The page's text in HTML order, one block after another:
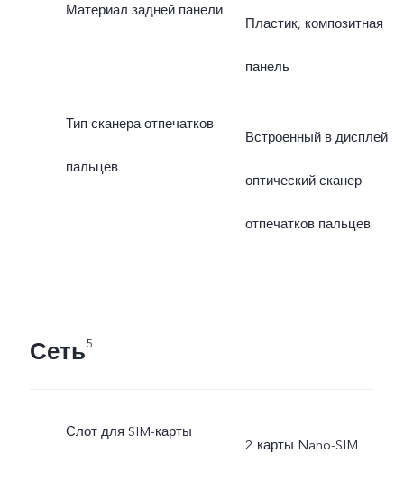
Материал задней панели
Пластик, композитная
панель
Тип сканера отпечатков
пальцев
Встроенный в дисплей
оптический сканер
отпечатков пальцев
Сеть5
Слот для SIM-карты
2 карты Nano-SIM